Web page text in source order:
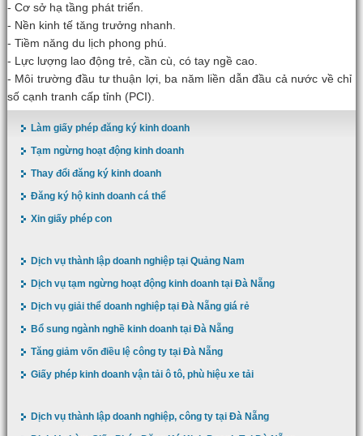
- Cơ sở hạ tầng phát triển.
- Nền kinh tế tăng trưởng nhanh.
- Tiềm năng du lịch phong phú.
- Lực lượng lao động trẻ, cần cù, có tay ngề cao.
- Môi trường đầu tư thuận lợi, ba năm liền dẫn đầu cả nước về chỉ
số cạnh tranh cấp tỉnh (PCI).
Làm giấy phép đăng ký kinh doanh
Tạm ngừng hoạt động kinh doanh
Thay đổi đăng ký kinh doanh
Đăng ký hộ kinh doanh cá thể
Xin giấy phép con
Dịch vụ thành lập doanh nghiệp tại Quảng Nam
Dịch vụ tạm ngừng hoạt động kinh doanh tại Đà Nẵng
Dịch vụ giải thể doanh nghiệp tại Đà Nẵng giá rẻ
Bổ sung ngành nghề kinh doanh tại Đà Nẵng
Tăng giảm vốn điều lệ công ty tại Đà Nẵng
Giấy phép kinh doanh vận tải ô tô, phù hiệu xe tải
Dịch vụ thành lập doanh nghiệp, công ty tại Đà Nẵng